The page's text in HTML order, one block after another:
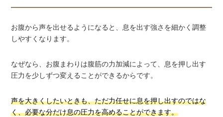
お腹から声を出せるようになると、息を出す強さを細かく調整
しやすくなります。
なぜなら、お腹まわりは腹筋の力加減によって、息を押し出す
圧力を少しずつ変えることができるからです。
声を大きくしたいときも、ただ力任せに息を押し出すのではな
く、必要な分だけ息の圧力を高めることができます。